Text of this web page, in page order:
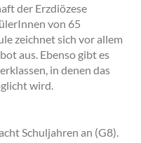
der Erzdiözese
von 65
zeichnet sich vor allem
aus. Ebenso gibt es
in denen das
wird.
Schuljahren an (G8).